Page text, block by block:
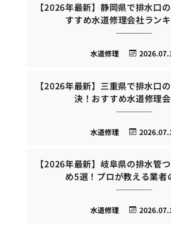
【2026年最新】静岡県で排水口
すすめ水道修理会社ラン
水道修理
【2026年最新】三重県で排水口
決！おすすめ水道修理
水道修理
【2026年最新】岐阜県の排水管
め5選！プロが教える業者
水道修理